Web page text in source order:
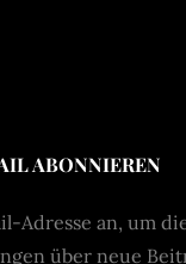
ABONNIEREN
Adresse an, um
über neue